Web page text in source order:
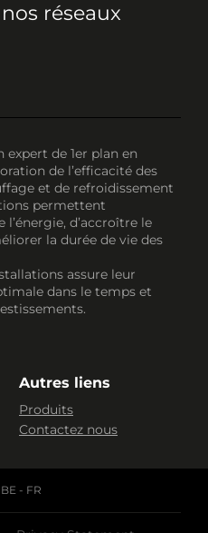
réseaux
expert de 1er plan en
de l’efficacité des
et de refroidissement
permettent
l’énergie, d’accroître le
la durée de vie des
assure leur
dans le temps et
Autres liens
Produits
Contactez nous
BE - FR